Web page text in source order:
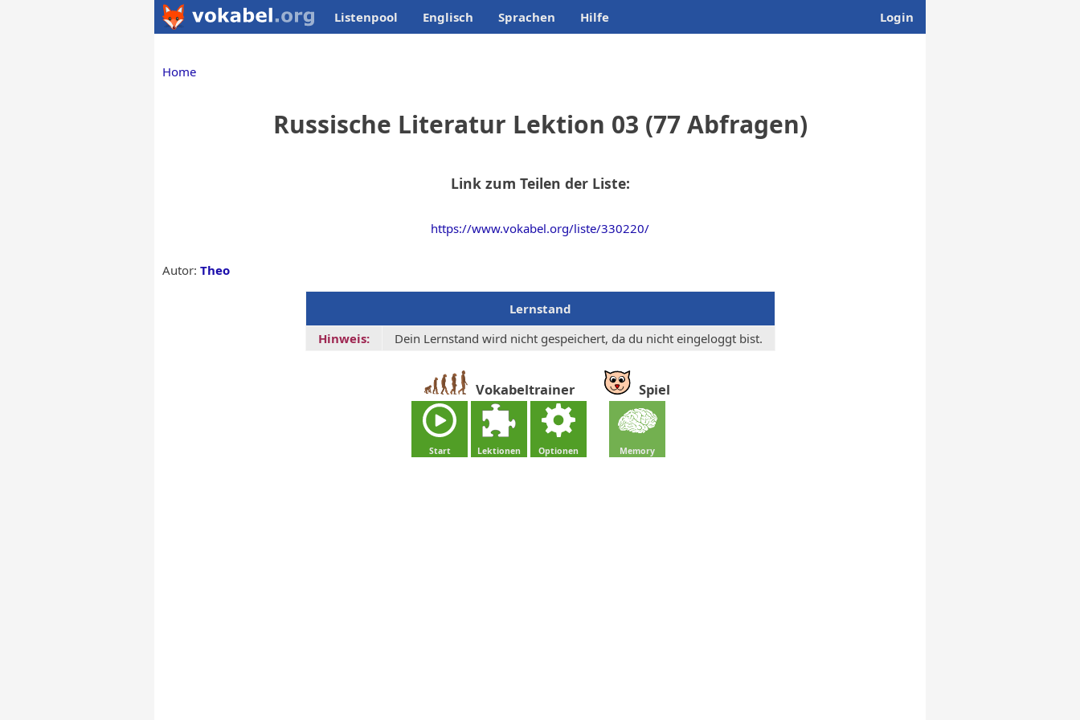
Listenpool Englisch Sprachen Hilfe Login
Home
Russische Literatur Lektion 03 (77 Abfragen)
Link zum Teilen der Liste:
https://www.vokabel.org/liste/330220/
Autor: Theo
Lernstand
Hinweis:
Dein Lernstand wird nicht gespeichert, da du nicht eingeloggt bist.
Vokabeltrainer
Start Lektionen Optionen
Spiel
Memory